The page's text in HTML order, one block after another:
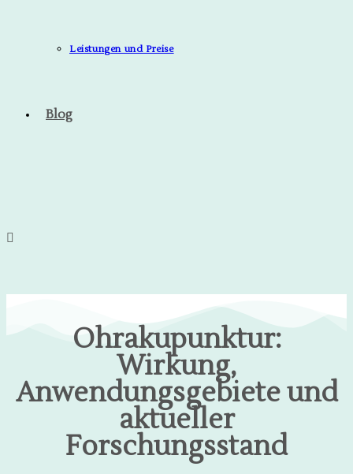
Leistungen und Preise
Blog
Ohrakupunktur:
Wirkung,
Anwendungsgebiete und
aktueller
Forschungsstand